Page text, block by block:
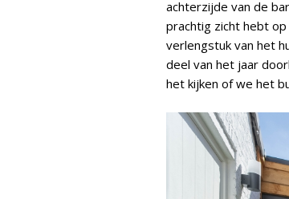
achterzijde van de
prachtig zicht hebt
verlengstuk van het
deel van het jaar
het kijken of we het